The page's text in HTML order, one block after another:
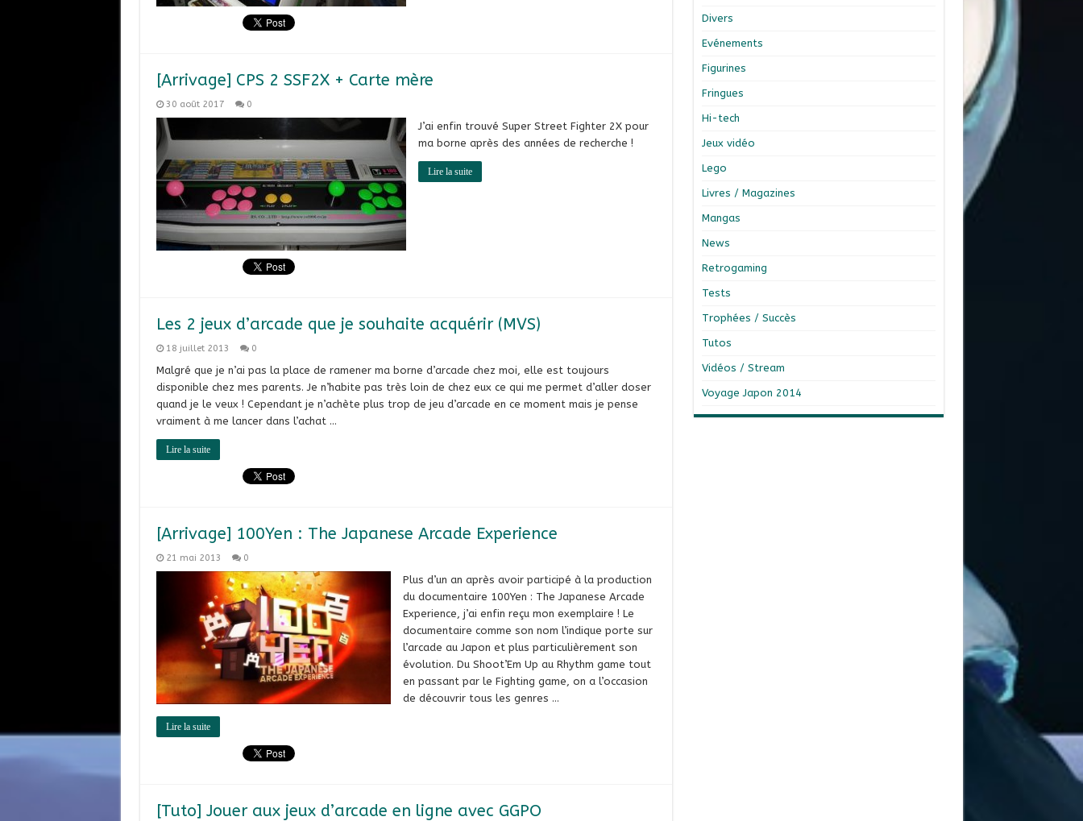
[Arrivage] CPS 2 SSF2X + Carte mère
30 août 2017 0
J’ai enfin trouvé Super Street Fighter 2X pour
ma borne après des années de recherche !
Lire la suite
Les 2 jeux d’arcade que je souhaite acquérir (MVS)
18 juillet 2013 0
Malgré que je n’ai pas la place de ramener ma borne d’arcade chez moi, elle est toujours
disponible chez mes parents. Je n’habite pas très loin de chez eux ce qui me permet d’aller doser
quand je le veux ! Cependant je n’achète plus trop de jeu d’arcade en ce moment mais je pense
vraiment à me lancer dans l’achat …
Lire la suite
[Arrivage] 100Yen : The Japanese Arcade Experience
21 mai 2013 0
Plus d’un an après avoir participé à la production
du documentaire 100Yen : The Japanese Arcade
Experience, j’ai enfin reçu mon exemplaire ! Le
documentaire comme son nom l’indique porte sur
l’arcade au Japon et plus particulièrement son
évolution. Du Shoot’Em Up au Rhythm game tout
en passant par le Fighting game, on a l’occasion
de découvrir tous les genres …
Lire la suite
[Tuto] Jouer aux jeux d’arcade en ligne avec GGPO
Divers
Evénements
Figurines
Fringues
Hi-tech
Jeux vidéo
Lego
Livres / Magazines
Mangas
News
Retrogaming
Tests
Trophées / Succès
Tutos
Vidéos / Stream
Voyage Japon 2014